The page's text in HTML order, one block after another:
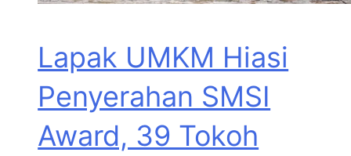
Lapak UMKM Hiasi
Penyerahan SMSI
Award, 39 Tokoh